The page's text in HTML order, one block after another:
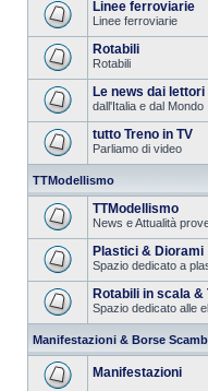
Linee ferroviarie
Linee ferroviarie
Rotabili
Rotabili
Le news dai lettori
dall'Italia e dal Mondo
tutto Treno in TV
Parliamo di video
TTModellismo
TTModellismo
News e Attualità
Plastici & Diorami
Spazio dedicato a
Rotabili in scala &
Spazio dedicato alle
Manifestazioni & Borse
Manifestazioni